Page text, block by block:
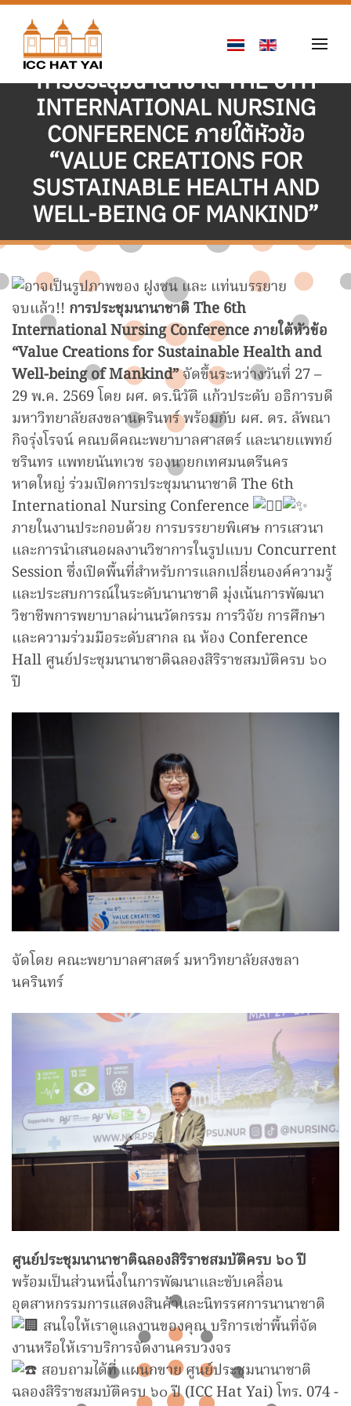
Skip to main content
การประชุมนานาชาติ THE 6TH
INTERNATIONAL NURSING
CONFERENCE ภายใต้หัวข้อ
“VALUE CREATIONS FOR
SUSTAINABLE HEALTH AND
WELL-BEING OF MANKIND”
29 พฤษภาคม 2569
จบแล้ว!! การประชุมนานาชาติ The 6th
International Nursing Conference ภายใต้หัวข้อ
“Value Creations for Sustainable Health and
Well-being of Mankind”จัดขึ้นระหว่างวันที่ 27 –
29 พ.ค. 2569 โดย ผศ. ดร.นิวัติ แก้วประดับ อธิการบดี
มหาวิทยาลัยสงขลานครินทร์ พร้อมกับ ผศ. ดร. ลัพณา
กิจรุ่งโรจน์ คณบดีคณะพยาบาลศาสตร์ และนายแพทย์
ชรินทร แพทยนันทเวช รองนายกเทศมนตรีนคร
หาดใหญ่ ร่วมเปิดการประชุมนานาชาติ The 6th
International Nursing Conference
ภายในงานประกอบด้วย การบรรยายพิเศษ การเสวนา
และการนำเสนอผลงานวิชาการในรูปแบบ Concurrent
Session ซึ่งเปิดพื้นที่สำหรับการแลกเปลี่ยนองค์ความรู้
และประสบการณ์ในระดับนานาชาติ มุ่งเน้นการพัฒนา
วิชาชีพการพยาบาลผ่านนวัตกรรม การวิจัย การศึกษา
และความร่วมมือระดับสากล ณ ห้อง Conference
Hall ศูนย์ประชุมนานาชาติฉลองสิริราชสมบัติครบ ๖๐
ปี
จัดโดย คณะพยาบาลศาสตร์ มหาวิทยาลัยสงขลา
นครินทร์
ศูนย์ประชุมนานาชาติฉลองสิริราชสมบัติครบ ๖๐ ปี
พร้อมเป็นส่วนหนึ่งในการพัฒนาและขับเคลื่อน
อุตสาหกรรมการแสดงสินค้าและนิทรรศการนานาชาติ
สนใจให้เราดูแลงานของคุณ บริการเช่าพื้นที่จัด
งานหรือให้เราบริการจัดงานครบวงจร
สอบถามได้ที่ แผนกขาย ศูนย์ประชุมนานาชาติ
ฉลองสิริราชสมบัติครบ ๖๐ ปี (ICC Hat Yai) โทร. 074 -